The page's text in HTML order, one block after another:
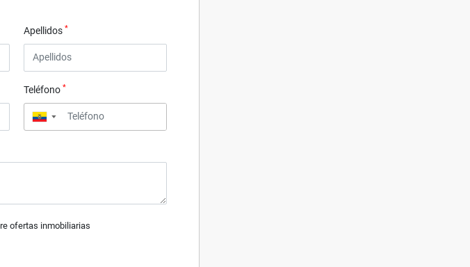
Apellidos *
Teléfono *
▼
ofertas inmobiliarias